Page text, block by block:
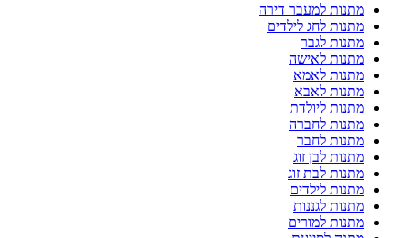
מתנות למעבר דירה
מתנות לחג לילדים
מתנות לגבר
מתנות לאישה
מתנות לאמא
מתנות לאבא
מתנות ליולדת
מתנות לחברה
מתנות לחבר
מתנות לבן זוג
מתנות לבת זוג
מתנות לילדים
מתנות לגננות
מתנות למורים